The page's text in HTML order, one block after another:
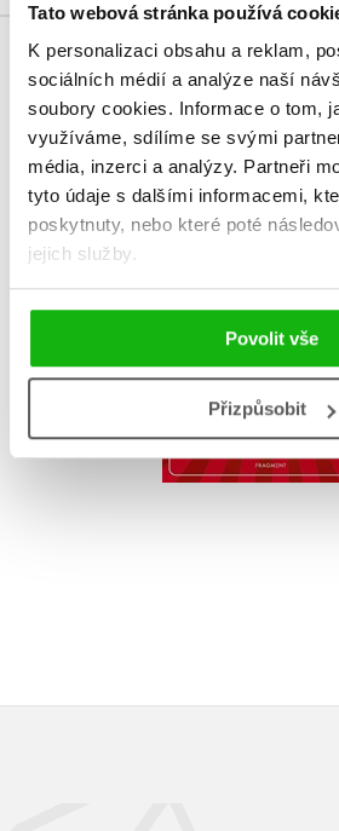
Tato webová stránka používá
K personalizaci obsahu a reklam,
sociálních médií a analýze naší
soubory cookies. Informace o tom,
využíváme, sdílíme se svými
média, inzerci a analýzy. Partneři
tyto údaje s dalšími informacemi,
poskytnuty, nebo které poté
jejich služby.
Povolit vše
Přizpůsobit
MOHLO BY VÁS TAKÉ
Příprava na
zkoušky na SŠ-
jazyk 8letá
Do košíku